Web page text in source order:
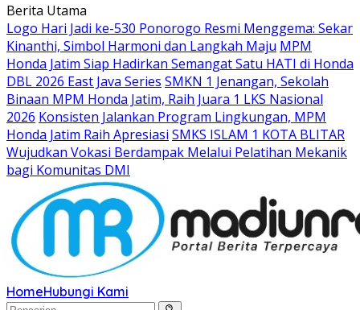
Langsung
ke
konten
Berita Utama
Logo Hari Jadi ke-530 Ponorogo Resmi Menggema: Sekar
Kinanthi, Simbol Harmoni dan Langkah Maju MPM
Honda Jatim Siap Hadirkan Semangat Satu HATI di Honda
DBL 2026 East Java Series SMKN 1 Jenangan, Sekolah
Binaan MPM Honda Jatim, Raih Juara 1 LKS Nasional
2026 Konsisten Jalankan Program Lingkungan, MPM
Honda Jatim Raih Apresiasi SMKS ISLAM 1 KOTA BLITAR
Wujudkan Vokasi Berdampak Melalui Pelatihan Mekanik
bagi Komunitas DMI
HomeHubungi Kami